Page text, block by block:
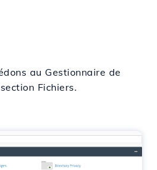
au Gestionnaire de
Fichiers.